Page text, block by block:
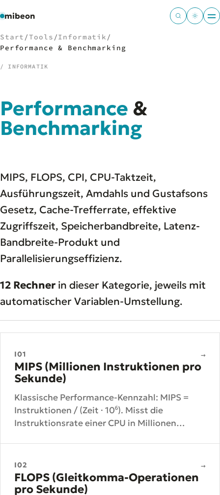
mibeon
01Start
02MB
03 Projekte
06 Tools
07 Welten
Start /Tools /Informatik /
Performance & Benchmarking
/ INFORMATIK
Performance &
Benchmarking
MIPS, FLOPS, CPI, CPU-Taktzeit,
Ausführungszeit, Amdahls und Gustafsons
Gesetz, Cache-Trefferrate, effektive
Zugriffszeit, Speicherbandbreite, Latenz-
Bandbreite-Produkt und
Parallelisierungseffizienz.
12 Rechner in dieser Kategorie, jeweils mit
automatischer Variablen-Umstellung.
I01 →
MIPS (Millionen Instruktionen pro
Sekunde)
Klassische Performance-Kennzahl: MIPS =
Instruktionen / (Zeit · 10⁶). Misst die
Instruktionsrate einer CPU in Millionen
I02 →
FLOPS (Gleitkomma-Operationen
pro Sekunde)